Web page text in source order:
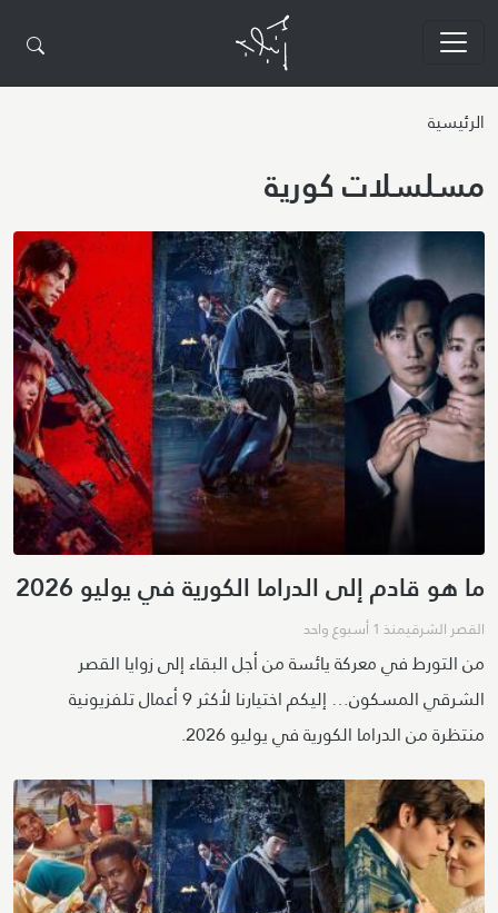
الرئيسية
مسلسلات كورية
ما هو قادم إلى الدراما الكورية في يوليو 2026
القصر الشرقيمنذ 1 أسبوع واحد
من التورط في معركة يائسة من أجل البقاء إلى زوايا القصر
الشرقي المسكون… إليكم اختيارنا لأكثر 9 أعمال تلفزيونية
منتظرة من الدراما الكورية في يوليو 2026.